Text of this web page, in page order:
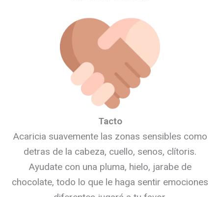
Tacto
Acaricia suavemente las zonas sensibles como
detras de la cabeza, cuello, senos, clítoris.
Ayudate con una pluma, hielo, jarabe de
chocolate, todo lo que le haga sentir emociones